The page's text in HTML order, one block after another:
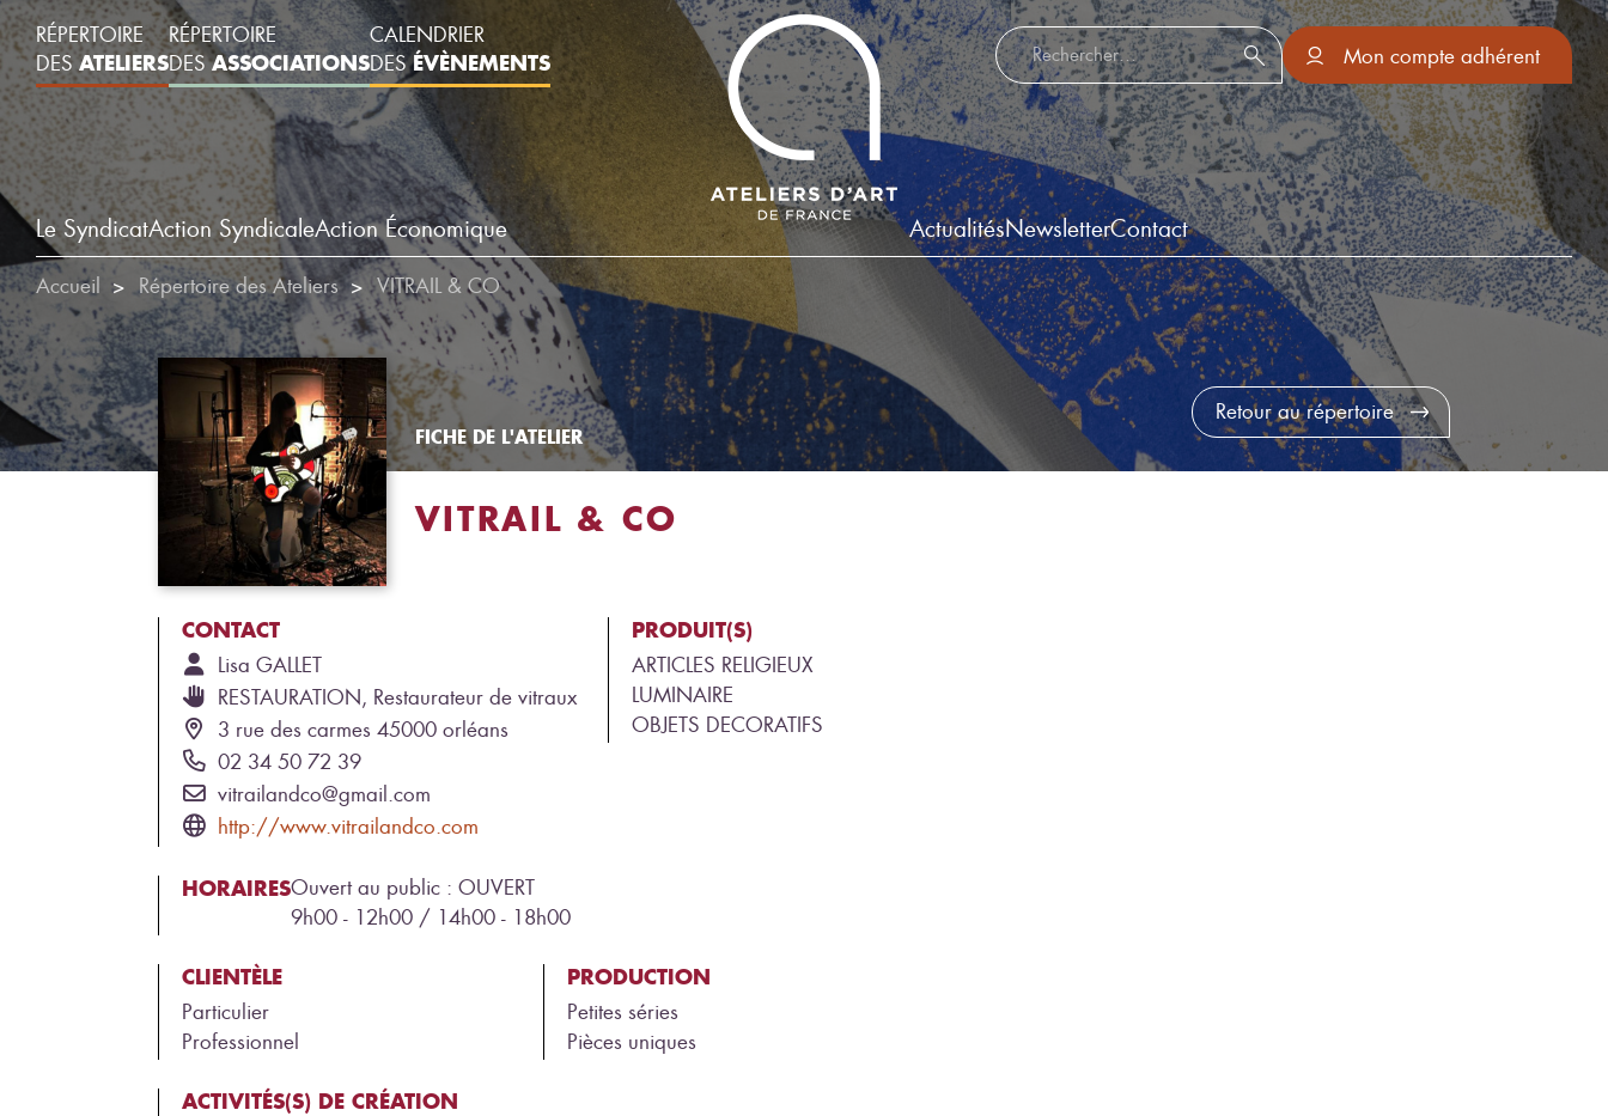
RÉPERTOIRE
DESATELIERS
RÉPERTOIRE
DESASSOCIATIONS
CALENDRIER
DESÉVÈNEMENTS
Le SyndicatAction SyndicaleAction Économique
Rechercher :
Mon compte adhérent
ActualitésNewsletterContact
Accueil Répertoire des Ateliers VITRAIL & CO
FICHE DE L'ATELIER
VITRAIL & CO
CONTACT
Lisa GALLET
RESTAURATION, Restaurateur de vitraux
3 rue des carmes 45000 orléans
02 34 50 72 39
vitrailandco@gmail.com
http://www.vitrailandco.com
HORAIRESOuvert au public : OUVERT
9h00 - 12h00 / 14h00 - 18h00
PRODUIT(S)
ARTICLES RELIGIEUX
LUMINAIRE
OBJETS DECORATIFS
CLIENTÈLE
Particulier
Professionnel
PRODUCTION
Petites séries
Pièces uniques
ACTIVITÉS(S) DE CRÉATION
Retour au répertoire